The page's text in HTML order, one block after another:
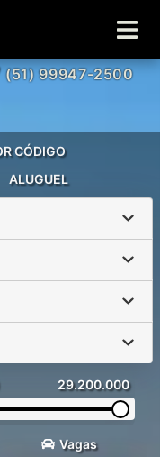
(51) 99947-2500
ALUGUEL
CÓDIGO
29.200.000
Vagas